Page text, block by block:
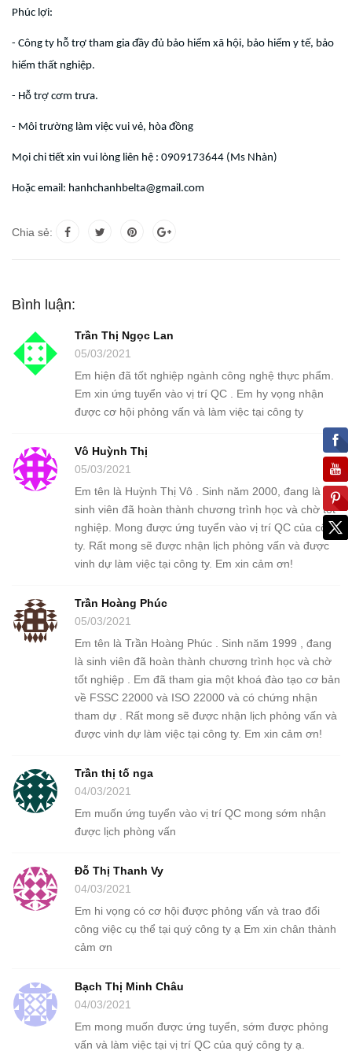
Phúc lợi:
- Công ty hỗ trợ tham gia đầy đủ bảo hiểm xã hội, bảo hiểm y tế, bảo
hiểm thất nghiệp.
- Hỗ trợ cơm trưa.
- Môi trường làm việc vui vẻ, hòa đồng
Mọi chi tiết xin vui lòng liên hệ : 0909173644 (Ms Nhàn)
Hoặc email: hanhchanhbelta@gmail.com
Chia sẻ:
Bình luận:
Trần Thị Ngọc Lan
05/03/2021
Em hiện đã tốt nghiệp ngành công nghệ thực phẩm.
Em xin ứng tuyển vào vị trí QC . Em hy vọng nhận
được cơ hội phỏng vấn và làm việc tại công ty
Vô Huỳnh Thị
05/03/2021
Em tên là Huỳnh Thị Vô . Sinh năm 2000, đang là
sinh viên đã hoàn thành chương trình học và chờ tốt
nghiệp. Mong được ứng tuyển vào vị trí QC của công
ty. Rất mong sẽ được nhận lịch phỏng vấn và được
vinh dự làm việc tại công ty. Em xin cảm ơn!
Trần Hoàng Phúc
05/03/2021
Em tên là Trần Hoàng Phúc . Sinh năm 1999 , đang
là sinh viên đã hoàn thành chương trình học và chờ
tốt nghiệp . Em đã tham gia một khoá đào tạo cơ bản
về FSSC 22000 và ISO 22000 và có chứng nhận
tham dự . Rất mong sẽ được nhận lịch phỏng vấn và
được vinh dự làm việc tại công ty. Em xin cảm ơn!
Trần thị tố nga
04/03/2021
Em muốn ứng tuyển vào vị trí QC mong sớm nhận
được lịch phòng vấn
Đỗ Thị Thanh Vy
04/03/2021
Em hi vọng có cơ hội được phỏng vấn và trao đổi
công việc cụ thể tại quý công ty ạ Em xin chân thành
cảm ơn
Bạch Thị Minh Châu
04/03/2021
Em mong muốn được ứng tuyển, sớm được phỏng
vấn và làm việc tại vị trí QC của quý công ty ạ.